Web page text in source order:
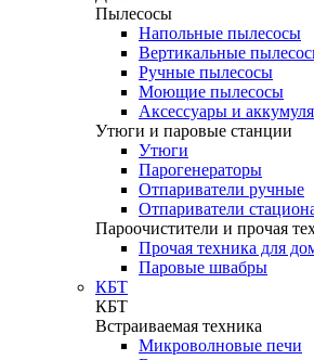
Пылесосы
Напольные пылесосы
Вертикальные
Ручные пылесосы
Моющие пылесосы
Аксессуары и
Утюги и паровые станции
Утюги
Парогенераторы
Отпариватели ручные
Отпариватели
Пароочистители и прочая
Прочая техника для
Паровые швабры
КБТ
КБТ
Встраиваемая техника
Микроволновые печи